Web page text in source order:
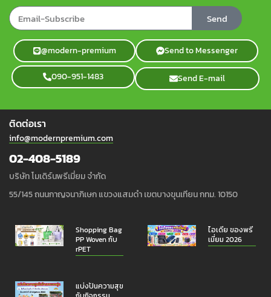
Send
@modern-premium Send to Messenger
090-951-1483 Send E-mail
ติดต่อเรา
info@modernpremium.com
02-408-5189
บริษัท โมเดิร์นพรีเมี่ยม จำกัด
55/145 ถนนกาญจนาภิเษก แขวงแสมดำ เขตบางขุนเทียน กทม. 10150
Shopping Bag
PP Woven กับ
rPET
ไอเดีย ของพรี
เมี่ยม 2026
แบ่งปันความสุข